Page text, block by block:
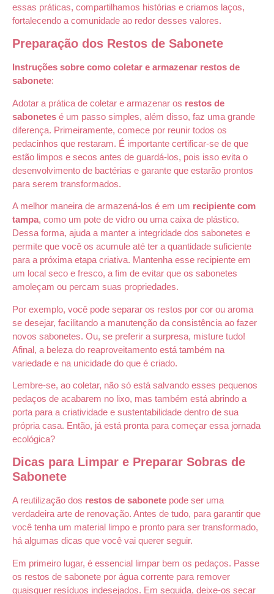
essas práticas, compartilhamos histórias e criamos laços,
fortalecendo a comunidade ao redor desses valores.
Preparação dos Restos de Sabonete
Instruções sobre como coletar e armazenar restos de
sabonete:
Adotar a prática de coletar e armazenar os restos de
sabonetes é um passo simples, além disso, faz uma grande
diferença. Primeiramente, comece por reunir todos os
pedacinhos que restaram. É importante certificar-se de que
estão limpos e secos antes de guardá-los, pois isso evita o
desenvolvimento de bactérias e garante que estarão prontos
para serem transformados.
A melhor maneira de armazená-los é em um recipiente com
tampa, como um pote de vidro ou uma caixa de plástico.
Dessa forma, ajuda a manter a integridade dos sabonetes e
permite que você os acumule até ter a quantidade suficiente
para a próxima etapa criativa. Mantenha esse recipiente em
um local seco e fresco, a fim de evitar que os sabonetes
amoleçam ou percam suas propriedades.
Por exemplo, você pode separar os restos por cor ou aroma
se desejar, facilitando a manutenção da consistência ao fazer
novos sabonetes. Ou, se preferir a surpresa, misture tudo!
Afinal, a beleza do reaproveitamento está também na
variedade e na unicidade do que é criado.
Lembre-se, ao coletar, não só está salvando esses pequenos
pedaços de acabarem no lixo, mas também está abrindo a
porta para a criatividade e sustentabilidade dentro de sua
própria casa. Então, já está pronta para começar essa jornada
ecológica?
Dicas para Limpar e Preparar Sobras de
Sabonete
A reutilização dos restos de sabonete pode ser uma
verdadeira arte de renovação. Antes de tudo, para garantir que
você tenha um material limpo e pronto para ser transformado,
há algumas dicas que você vai querer seguir.
Em primeiro lugar, é essencial limpar bem os pedaços. Passe
os restos de sabonete por água corrente para remover
quaisquer resíduos indesejados. Em seguida, deixe-os secar